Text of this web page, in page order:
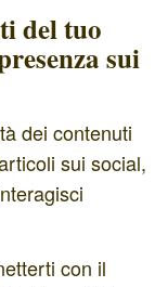
del tuo
sui
dei contenuti
sui social,
con il